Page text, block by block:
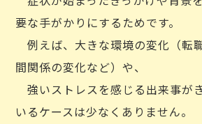
要な手がかりにするためです。
例えば、大きな環境の変化（転
間関係の変化など）や、
強いストレスを感じる出来事が
いるケースは少なくありません。